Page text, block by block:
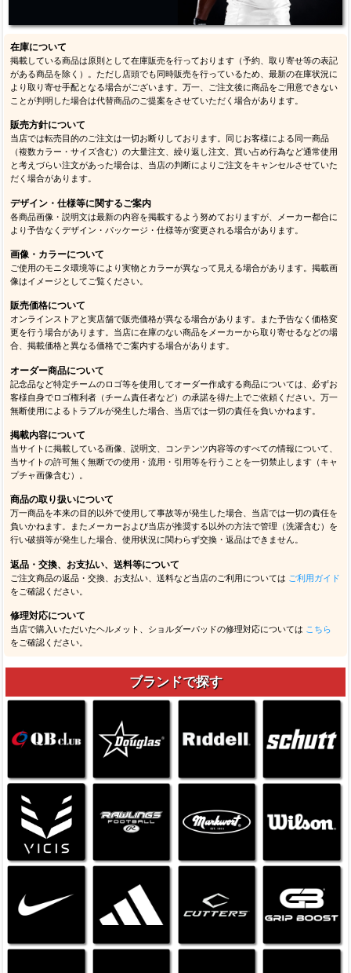
在庫について
掲載している商品は原則として在庫販売を行っております（予約、取り寄せ等の表記
がある商品を除く）。ただし店頭でも同時販売を行っているため、最新の在庫状況に
より取り寄せ手配となる場合がございます。万一、ご注文後に商品をご用意できない
ことが判明した場合は代替商品のご提案をさせていただく場合があります。
販売方針について
当店では転売目的のご注文は一切お断りしております。同じお客様による同一商品
（複数カラー・サイズ含む）の大量注文、繰り返し注文、買い占め行為など通常使用
と考えづらい注文があった場合は、当店の判断によりご注文をキャンセルさせていた
だく場合があります。
デザイン・仕様等に関するご案内
各商品画像・説明文は最新の内容を掲載するよう努めておりますが、メーカー都合に
より予告なくデザイン・パッケージ・仕様等が変更される場合があります。
画像・カラーについて
ご使用のモニタ環境等により実物とカラーが異なって見える場合があります。掲載画
像はイメージとしてご覧ください。
販売価格について
オンラインストアと実店舗で販売価格が異なる場合があります。また予告なく価格変
更を行う場合があります。当店に在庫のない商品をメーカーから取り寄せるなどの場
合、掲載価格と異なる価格でご案内する場合があります。
オーダー商品について
記念品など特定チームのロゴ等を使用してオーダー作成する商品については、必ずお
客様自身でロゴ権利者（チーム責任者など）の承諾を得た上でご依頼ください。万一
無断使用によるトラブルが発生した場合、当店では一切の責任を負いかねます。
掲載内容について
当サイトに掲載している画像、説明文、コンテンツ内容等のすべての情報について、
当サイトの許可無く無断での使用・流用・引用等を行うことを一切禁止します（キャ
プチャ画像含む）。
商品の取り扱いについて
万一商品を本来の目的以外で使用して事故等が発生した場合、当店では一切の責任を
負いかねます。またメーカーおよび当店が推奨する以外の方法で管理（洗濯含む）を
行い破損等が発生した場合、使用状況に関わらず交換・返品はできません。
返品・交換、お支払い、送料等について
ご注文商品の返品・交換、お支払い、送料など当店のご利用については ご利用ガイド
をご確認ください。
修理対応について
当店で購入いただいたヘルメット、ショルダーパッドの修理対応については こちら
をご確認ください。
ブランドで探す